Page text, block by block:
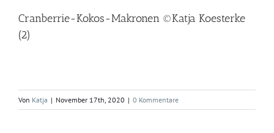
Cranberrie-Kokos-Makronen ©Katja Koesterke
(2)
Von Katja | November 17th, 2020 | 0 Kommentare